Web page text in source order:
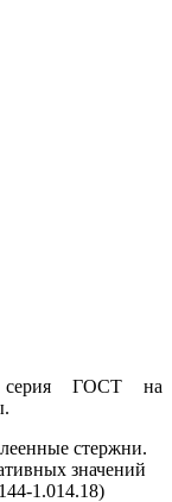
серия ГОСТ на
стержни.
значений
1.014.18)